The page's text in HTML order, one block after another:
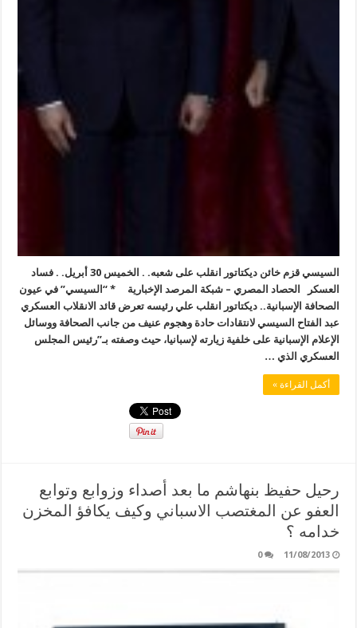
السيسي قزم خائن ديكتاتور انقلب على شعبه. . الخميس 30 أبريل. . فساد
العسكر الحصاد المصري – شبكة المرصد الإخبارية * “السيسي” في عيون
الصحافة الإسبانية.. ديكتاتور انقلب علي رئيسه تعرض قائد الانقلاب العسكري
عبد الفتاح السيسي لانتقادات حادة وهجوم عنيف من جانب الصحافة ووسائل
الإعلام الإسبانية على خلفية زيارته لإسبانيا، حيث وصفته بـ”رئيس المجلس
العسكري الذي …
أكمل القراءة »
رحيل حفيظ بنهاشم ما بعد أصداء وزوابع وتوابع
العفو عن المغتصب الاسباني وكيف يكافؤ المخزن
خدامه ؟
11/08/2013
0